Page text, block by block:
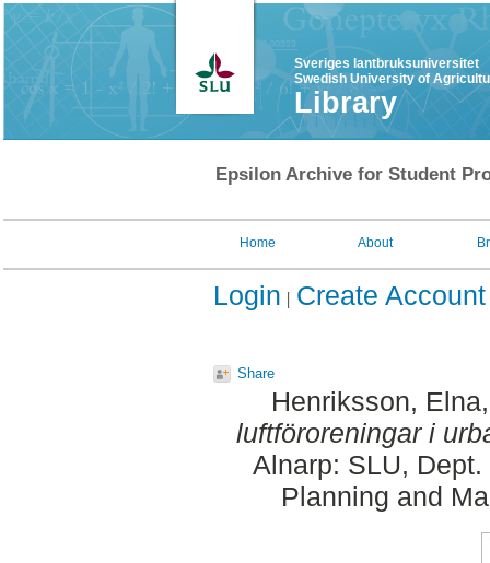
Sveriges lantbruksuniversitet
Swedish University of
Library
Epsilon Archive for Student
Home About
Login Create Account
Share
Henriksson, Elna
luftföroreningar i
Alnarp: SLU,
Planning and